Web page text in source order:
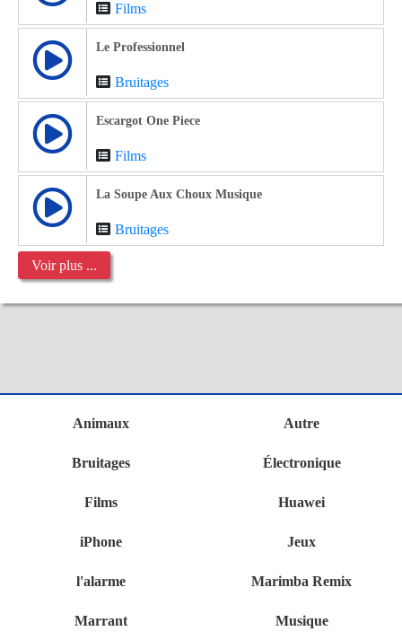
Films
Le Professionnel
Bruitages
Escargot One Piece
Films
La Soupe Aux Choux Musique
Bruitages
Voir plus ...
Animaux Autre
Bruitages Électronique
Films Huawei
iPhone Jeux
l'alarme Marimba Remix
Marrant Musique